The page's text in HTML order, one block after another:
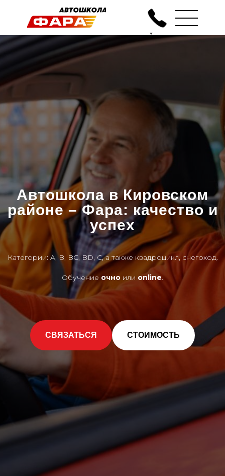
Автошкола в Кировском
районе – Фара: качество и
успех
Категории: A, B, BC, BD, C, а также квадроцикл, снегоход.
Обучение очно или online.
СВЯЗАТЬСЯ СТОИМОСТЬ
3D